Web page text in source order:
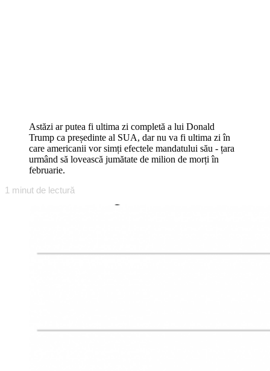
Astăzi ar putea fi ultima zi completă a lui Donald
Trump ca președinte al SUA, dar nu va fi ultima zi în
care americanii vor simți efectele mandatului său - țara
urmând să lovească jumătate de milion de morți în
februarie.
1 minut de lectură